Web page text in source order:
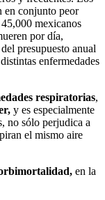
en conjunto peor
mexicanos
por día,
presupuesto anual
enfermedades
respiratorias,
y es especialmente
no sólo perjudica a
el mismo aire
en la